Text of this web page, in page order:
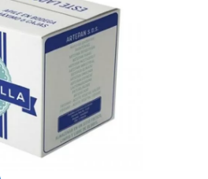
100% vegetal , está
para ser usado en la
y heladería ,contiene